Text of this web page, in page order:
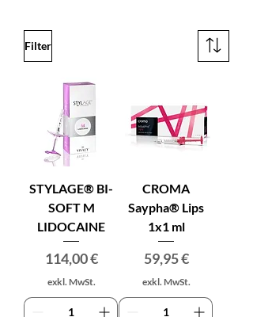
Filter
STYLAGE® BI-
SOFT M
LIDOCAINE
Preis
114,00 €
exkl. MwSt.
CROMA
Saypha® Lips
1x1 ml
Preis
59,95 €
exkl. MwSt.